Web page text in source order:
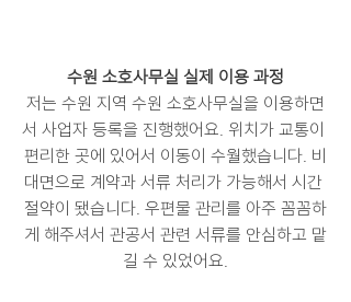
수원 소호사무실 실제 이용 과정
저는 수원 지역 수원 소호사무실을 이용하면
서 사업자 등록을 진행했어요. 위치가 교통이
편리한 곳에 있어서 이동이 수월했습니다. 비
대면으로 계약과 서류 처리가 가능해서 시간
절약이 됐습니다. 우편물 관리를 아주 꼼꼼하
게 해주셔서 관공서 관련 서류를 안심하고 맡
길 수 있었어요.